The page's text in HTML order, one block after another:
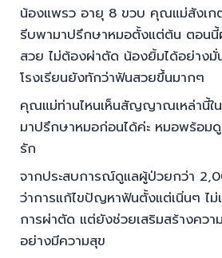
น้องแพรว อายุ 8 ขวบ คุณแม่สังเก
รีบพามาปรึกษาหมอตั้งแต่ต้น ตอนนี้
สวย ไม่ต้องผ่าตัด น้องยิ้มได้อย่างมั่
โรงเรียนยังทักว่าฟันสวยขึ้นมากๆ
คุณแม่ท่านไหนเห็นสัญญาณเหล่านี้ใน
มาปรึกษาหมอก่อนได้ค่ะ หมอพร้อม
รัก
จากประสบการณ์ดูแลผู้ป่วยกว่า
ว่าการแก้ไขปัญหาฟันตั้งแต่เนิ่นๆ ไ
การผ่าตัด แต่ยังช่วยเสริมสร้างควา
อย่างมีความสุข